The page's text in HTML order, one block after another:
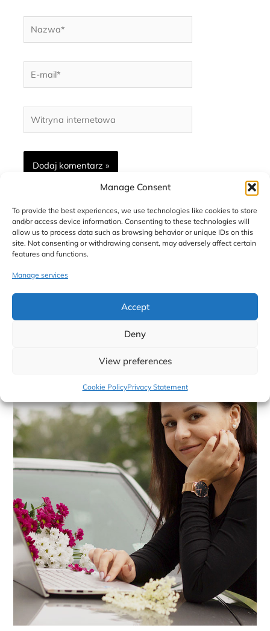
Manage Consent
To provide the best experiences, we use technologies like cookies to store
and/or access device information. Consenting to these technologies will
allow us to process data such as browsing behavior or unique IDs on this
site. Not consenting or withdrawing consent, may adversely affect certain
features and functions.
Manage services
Accept
Deny
View preferences
Cookie PolicyPrivacy Statement
mail*
internetowa
się, w jaki sposób przetwarzane są dane Twoich
komentarzy.